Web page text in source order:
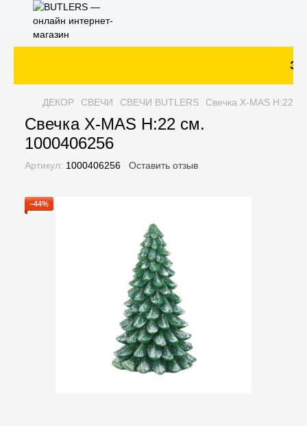
ДЕКОР СВЕЧИ СВЕЧИ BUTLERS Свечка X-MAS H:22
Свечка X-MAS H:22 см.
1000406256
Артикул: 1000406256 Оставить отзыв
−44%